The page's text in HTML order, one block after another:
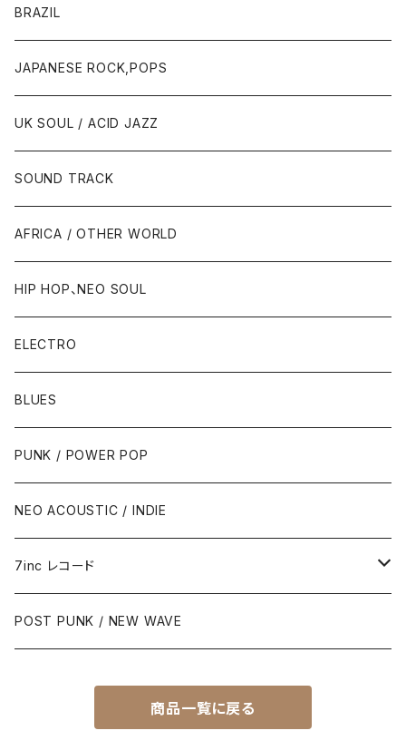
BRAZIL
JAPANESE ROCK,POPS
UK SOUL / ACID JAZZ
SOUND TRACK
AFRICA / OTHER WORLD
HIP HOP、NEO SOUL
ELECTRO
BLUES
PUNK / POWER POP
NEO ACOUSTIC / INDIE
7inc レコード
PUNK / 2TONE
SKA / ROCK STEADY / REGGAE
POST PUNK / NEW WAVE
商品一覧に戻る